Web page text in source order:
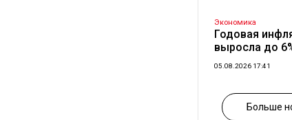
Экономика
Годовая
выросла до
05.08.2026 17:41
Больше